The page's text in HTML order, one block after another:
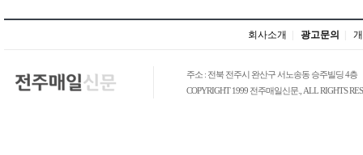
회사소개 광고문의
주소 : 전북 전주시 완산구 서노송동 승주빌딩 4층
COPYRIGHT 1999 전주매일신문., ALL RIGHTS